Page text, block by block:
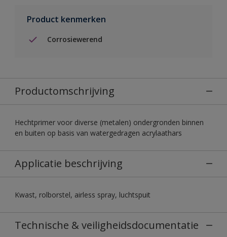
Product kenmerken
Corrosiewerend
Productomschrijving
Hechtprimer voor diverse (metalen) ondergronden binnen
en buiten op basis van watergedragen acrylaathars
Applicatie beschrijving
Kwast, rolborstel, airless spray, luchtspuit
Technische & veiligheidsdocumentatie